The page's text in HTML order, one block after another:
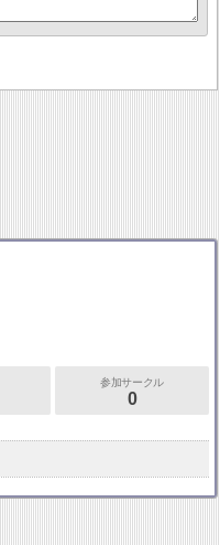
参加サークル
0